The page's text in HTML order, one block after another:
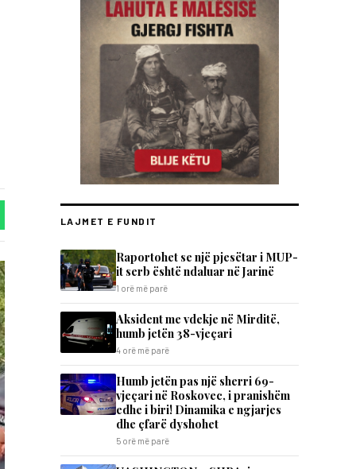
LAJMET E FUNDIT
Raportohet se një pjesëtar i MUP-
it serb është ndaluar në Jarinë
1 orë më parë
Aksident me vdekje në Mirditë,
humb jetën 38-vjeçari
4 orë më parë
Humb jetën pas një sherri 69-
vjeçari në Roskovec, i pranishëm
edhe i biri! Dinamika e ngjarjes
dhe çfarë dyshohet
5 orë më parë